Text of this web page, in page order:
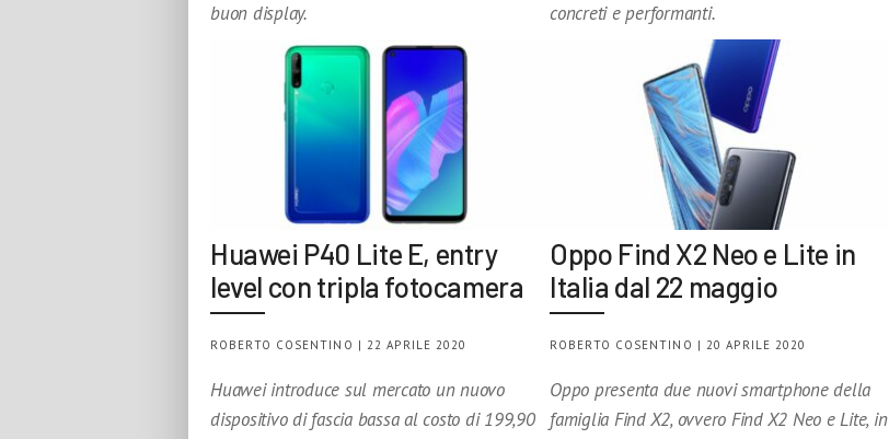
buon display.
concreti e performanti.
Huawei P40 Lite E, entry
level con tripla fotocamera
ROBERTO COSENTINO | 22 APRILE 2020
Huawei introduce sul mercato un nuovo
dispositivo di fascia bassa al costo di 199,90
Oppo Find X2 Neo e Lite in
Italia dal 22 maggio
ROBERTO COSENTINO | 20 APRILE 2020
Oppo presenta due nuovi smartphone della
famiglia Find X2, ovvero Find X2 Neo e Lite, in